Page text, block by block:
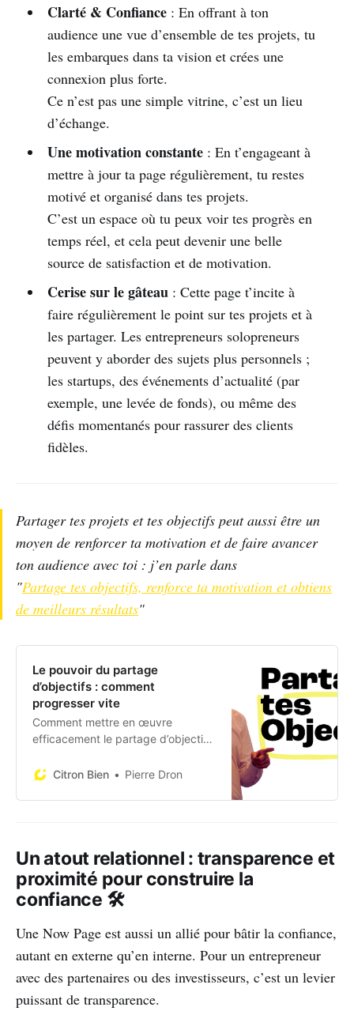
Clarté & Confiance: En offrant à ton
audience une vue d’ensemble de tes projets, tu
les embarques dans ta vision et crées une
connexion plus forte.
Ce n’est pas une simple vitrine, c’est un lieu
d’échange.
Une motivation constante: En t’engageant à
mettre à jour ta page régulièrement, tu restes
motivé et organisé dans tes projets.
C’est un espace où tu peux voir tes progrès en
temps réel, et cela peut devenir une belle
source de satisfaction et de motivation.
Cerise sur le gâteau: Cette page t’incite à
faire régulièrement le point sur tes projets et à
les partager. Les entrepreneurs solopreneurs
peuvent y aborder des sujets plus personnels ;
les startups, des événements d’actualité (par
exemple, une levée de fonds), ou même des
défis momentanés pour rassurer des clients
fidèles.
Partager tes projets et tes objectifs peut aussi être un
moyen de renforcer ta motivation et de faire avancer
ton audience avec toi : j’en parle dans
"Partage tes objectifs, renforce ta motivation et obtiens
de meilleurs résultats"
Le pouvoir du partage
d’objectifs : comment
progresser vite
Comment mettre en œuvre
efficacement le partage d’objectifs
booster ta motivation !
Citron Bien Pierre Dron
Un atout relationnel : transparence et
proximité pour construire la
confiance 🛠️
Une Now Page est aussi un allié pour bâtir la confiance,
autant en externe qu’en interne. Pour un entrepreneur
avec des partenaires ou des investisseurs, c’est un levier
puissant de transparence.